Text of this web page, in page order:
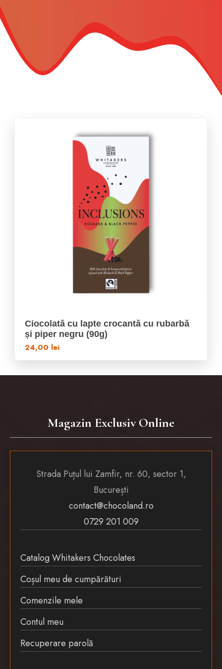
Ciocolată cu lapte crocantă cu rubarbă
și piper negru (90g)
24,00 lei
Magazin Exclusiv Online
Strada Puțul lui Zamfir, nr. 60, sector 1,
București
contact@chocoland.ro
0729 201 009
Catalog Whitakers Chocolates
Coșul meu de cumpărături
Comenzile mele
Contul meu
Recuperare parolă